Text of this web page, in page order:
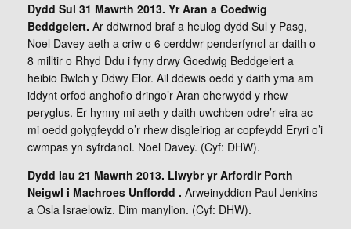
Dydd Sul 31 Mawrth 2013. Yr Aran a Coedwig
Beddgelert. Ar ddiwrnod braf a heulog dydd Sul y Pasg,
Noel Davey aeth a criw o 6 cerddwr penderfynol ar daith o
8 milltir o Rhyd Ddu i fyny drwy Goedwig Beddgelert a
heibio Bwlch y Ddwy Elor. Ail ddewis oedd y daith yma am
iddynt orfod anghofio dringo’r Aran oherwydd y rhew
peryglus. Er hynny mi aeth y daith uwchben odre’r eira ac
mi oedd golygfeydd o’r rhew disgleiriog ar copfeydd Eryri o’i
cwmpas yn syfrdanol. Noel Davey. (Cyf: DHW).
Dydd Iau 21 Mawrth 2013. Llwybr yr Arfordir Porth
Neigwl i Machroes Unffordd . Arweinyddion Paul Jenkins
a Osla Israelowiz. Dim manylion. (Cyf: DHW).